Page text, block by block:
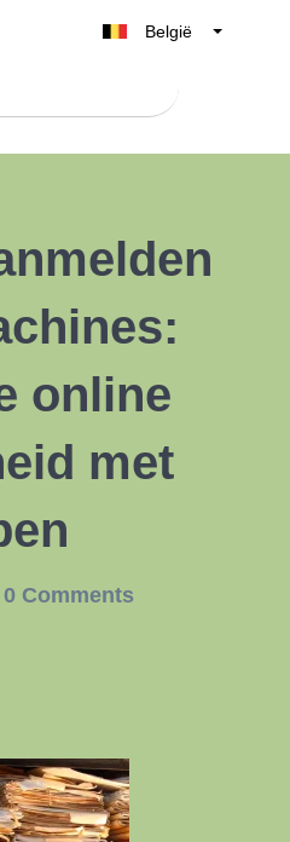
België
Nederland
España
online
met
0 Comments